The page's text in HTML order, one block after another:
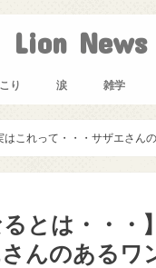
Lion News
り 涙 雑学
これって・・・サザエさん
とは・・・
んのあるワ